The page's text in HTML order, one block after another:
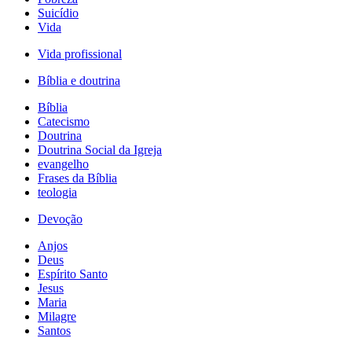
Suicídio
Vida
Vida profissional
Bíblia e doutrina
Bíblia
Catecismo
Doutrina
Doutrina Social da Igreja
evangelho
Frases da Bíblia
teologia
Devoção
Anjos
Deus
Espírito Santo
Jesus
Maria
Milagre
Santos